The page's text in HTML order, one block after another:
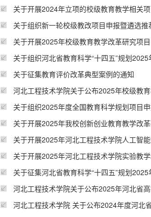
关于开展2024年立项的校级教育教学相关
关于组织新一轮校级教改项目申报暨遴选
关于开展2025年校级教育教学改革研究项
关于组织河北省教育科学“十四五”规划
关于征集教育评价改革典型案例的通知
河北工程技术学院关于公布2025年校级教
关于组织2025年度全国教育科学规划项目
关于开展2025年我校创新创业教育教学改
关于开展2025年河北工程技术学院人工智
关于开展2025年河北工程技术学院实验教
关于征集河北省教育科学“十四五”规划
河北工程技术学院关于公布2025年河北省
河北工程技术学院 关于公布2024年度河北